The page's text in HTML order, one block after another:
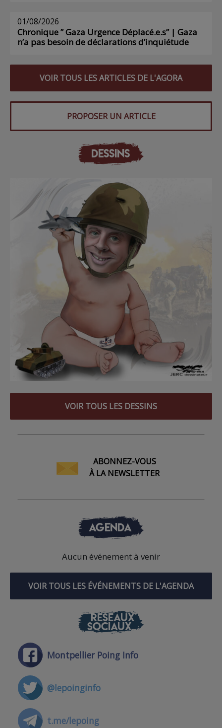
01/08/2026
Chronique ” Gaza Urgence Déplacé.e.s” | Gaza
n’a pas besoin de déclarations d’inquiétude
VOIR TOUS LES ARTICLES DE L'AGORA
PROPOSER UN ARTICLE
DESSINS
VOIR TOUS LES DESSINS
ABONNEZ-VOUS
À LA NEWSLETTER
AGENDA
Aucun événement à venir
VOIR TOUS LES ÉVÉNEMENTS DE L'AGENDA
RÉSEAUX
SOCIAUX
Montpellier Poing Info
@lepoinginfo
t.me/lepoing